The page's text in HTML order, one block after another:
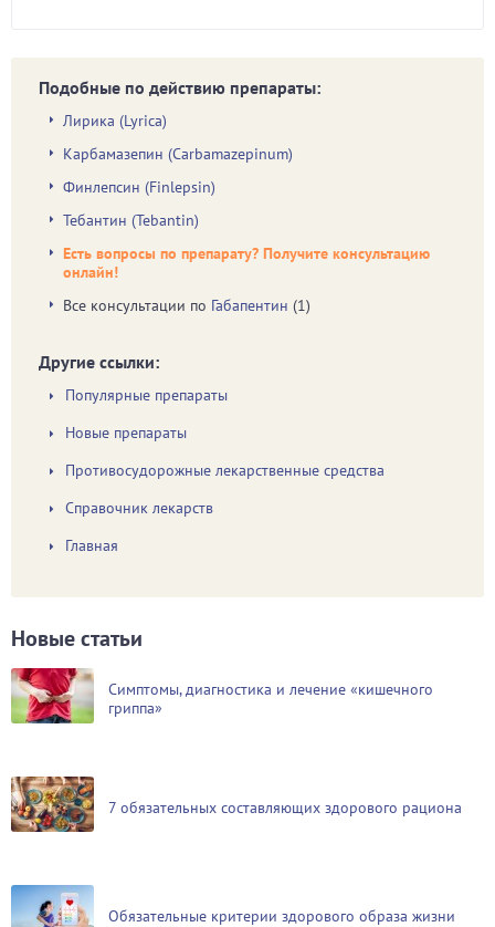
Подобные по действию препараты:
Лирика (Lyrica)
Карбамазепин (Carbamazepinum)
Финлепсин (Finlepsin)
Тебантин (Tebantin)
Есть вопросы по препарату? Получите консультацию
онлайн!
Все консультации по Габапентин (1)
Другие ссылки:
Популярные препараты
Новые препараты
Противосудорожные лекарственные средства
Справочник лекарств
Главная
Новые статьи
Симптомы, диагностика и лечение «кишечного
гриппа»
7 обязательных составляющих здорового рациона
Обязательные критерии здорового образа жизни